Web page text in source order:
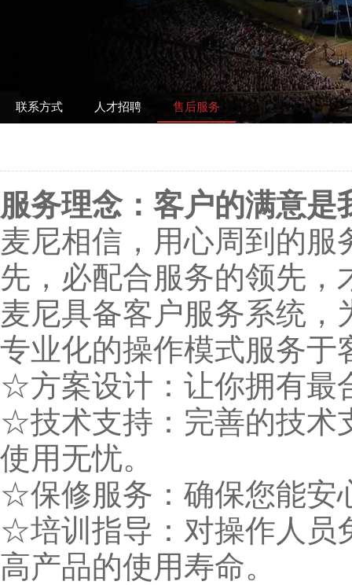
联系方式 人才招聘 售后服务
服务理念：客户的满意是
麦尼相信，用心周到的
先，必配合服务的领先
麦尼具备客户服务系统
专业化的操作模式服务于
☆方案设计：让你拥有最
☆技术支持：完善的技术
使用无忧。
☆保修服务：确保您能安
☆培训指导：对操作人员
高产品的使用寿命。